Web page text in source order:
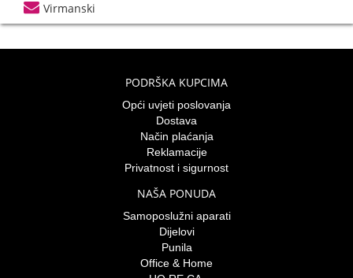
Virmanski
PODRŠKA KUPCIMA
Opći uvjeti poslovanja
Dostava
Način plaćanja
Reklamacije
Privatnost i sigurnost
NAŠA PONUDA
Samoposlužni aparati
Dijelovi
Punila
Office & Home